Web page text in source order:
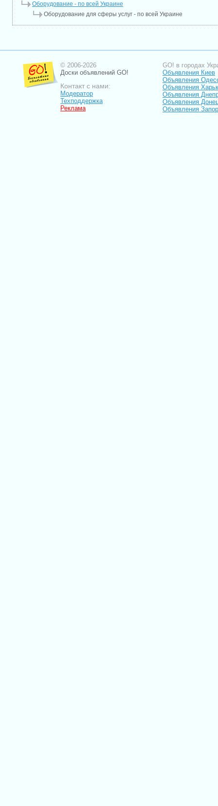
Оборудование - по всей Украине
Оборудование для сферы услуг - по всей Украине
© 2006-2026
Доски объявлений GO!
Контакт с нами:
Модератор
Техподдержка
Реклама
GO! в городах
Объявления Киев
Объявления
Объявления
Объявления
Объявления
Объявления